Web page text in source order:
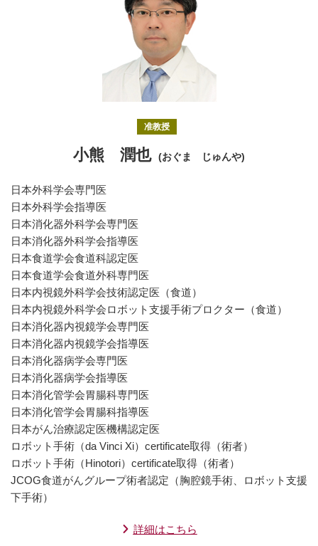
准教授
小熊 潤也 (おぐま じゅんや)
日本外科学会専門医
日本外科学会指導医
日本消化器外科学会専門医
日本消化器外科学会指導医
日本食道学会食道科認定医
日本食道学会食道外科専門医
日本内視鏡外科学会技術認定医（食道）
日本内視鏡外科学会ロボット支援手術プロクター（食道）
日本消化器内視鏡学会専門医
日本消化器内視鏡学会指導医
日本消化器病学会専門医
日本消化器病学会指導医
日本消化管学会胃腸科専門医
日本消化管学会胃腸科指導医
日本がん治療認定医機構認定医
ロボット手術（da Vinci Xi）certificate取得（術者）
ロボット手術（Hinotori）certificate取得（術者）
JCOG食道がんグループ術者認定（胸腔鏡手術、ロボット支援
下手術）
詳細はこちら